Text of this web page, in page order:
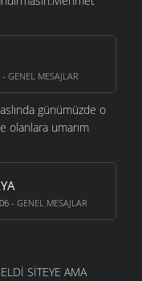
- GENEL MESAJLAR
günümüzde o
olanlara umarım
- GENEL MESAJLAR
SİTEYE AMA